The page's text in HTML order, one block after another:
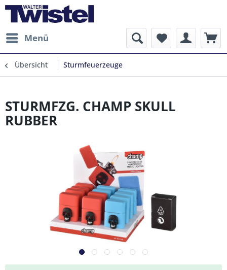
Menü
Übersicht Sturmfeuerzeuge
STURMFZG. CHAMP SKULL
RUBBER